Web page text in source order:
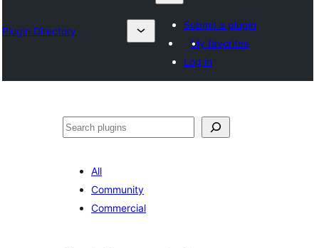
Plugin Directory
Submit a plugin
My favorites
Log in
തിരയുക
All
Community
Commercial